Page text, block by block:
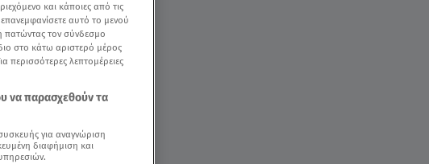
και κάποιες από τις
επανεμφανίσετε αυτό το μενού
πατώντας τον σύνδεσμο
στο κάτω αριστερό μέρος
περισσότερες λεπτομέρειες
να παρασχεθούν τα
για αναγνώριση
διαφήμιση και